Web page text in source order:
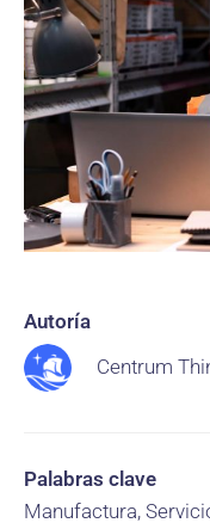
Autoría
Centrum
Palabras clave
Manufactura,